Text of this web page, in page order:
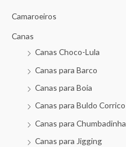
Camaroeiros
Canas
Canas Choco-Lula
Canas para Barco
Canas para Boia
Canas para Buldo Corrico
Canas para Chumbadinha
Canas para Jigging